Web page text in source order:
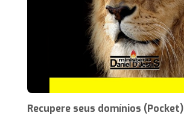
Recupere seus domínios (Pocket)